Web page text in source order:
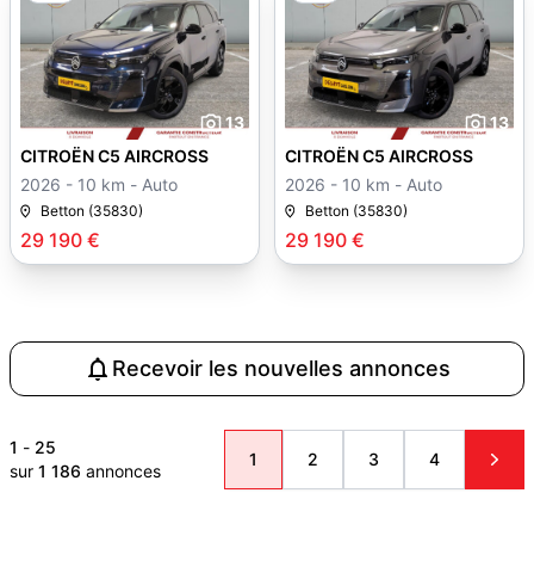
13
29 190 €
CITROËN C5 AIRCROSS
2026 - 10 km - Auto
Betton (35830)
13
29 190 €
CITROËN C5 AIRCROSS
2026 - 10 km - Auto
Betton (35830)
Recevoir les nouvelles annonces
1 - 25
sur 1 186 annonces
1 2 3 4